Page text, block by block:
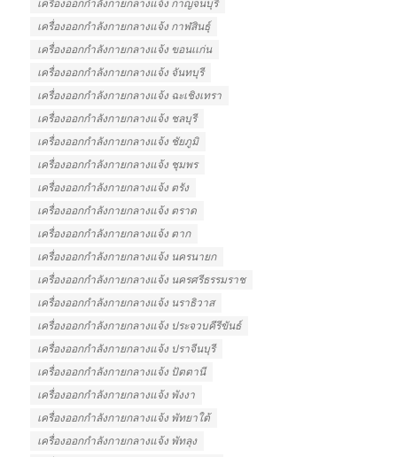
เครื่องออกกําลังกายกลางแจ้ง กาญจนบุรี
เครื่องออกกําลังกายกลางแจ้ง กาฬสินธุ์
เครื่องออกกําลังกายกลางแจ้ง ขอนเเก่น
เครื่องออกกําลังกายกลางแจ้ง จันทบุรี
เครื่องออกกําลังกายกลางแจ้ง ฉะเชิงเทรา
เครื่องออกกําลังกายกลางแจ้ง ชลบุรี
เครื่องออกกําลังกายกลางแจ้ง ชัยภูมิ
เครื่องออกกําลังกายกลางแจ้ง ชุมพร
เครื่องออกกําลังกายกลางแจ้ง ตรัง
เครื่องออกกําลังกายกลางแจ้ง ตราด
เครื่องออกกําลังกายกลางแจ้ง ตาก
เครื่องออกกําลังกายกลางแจ้ง นครนายก
เครื่องออกกําลังกายกลางแจ้ง นครศรีธรรมราช
เครื่องออกกําลังกายกลางแจ้ง นราธิวาส
เครื่องออกกําลังกายกลางแจ้ง ประจวบคีรีขันธ์
เครื่องออกกําลังกายกลางแจ้ง ปราจีนบุรี
เครื่องออกกําลังกายกลางแจ้ง ปัตตานี
เครื่องออกกําลังกายกลางแจ้ง พังงา
เครื่องออกกําลังกายกลางแจ้ง พัทยาใต้
เครื่องออกกําลังกายกลางแจ้ง พัทลุง